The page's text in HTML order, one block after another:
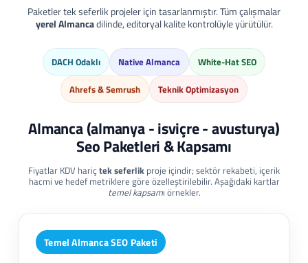
Paketler tek seferlik projeler için tasarlanmıştır. Tüm çalışmalar
yerel Almancadilinde, editoryal kalite kontrolüyle yürütülür.
DACH Odaklı Native Almanca
White-Hat SEO
Ahrefs & Semrush
Teknik Optimizasyon
Almanca (almanya - isviçre - avusturya)
Seo Paketleri & Kapsamı
Fiyatlar KDV hariç tek seferlik proje içindir; sektör rekabeti, içerik
hacmi ve hedef metriklere göre özelleştirilebilir. Aşağıdaki kartlar
temel kapsamı örnekler.
Temel Almanca SEO Paketi